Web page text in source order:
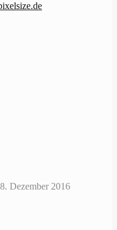
Dezember 2016